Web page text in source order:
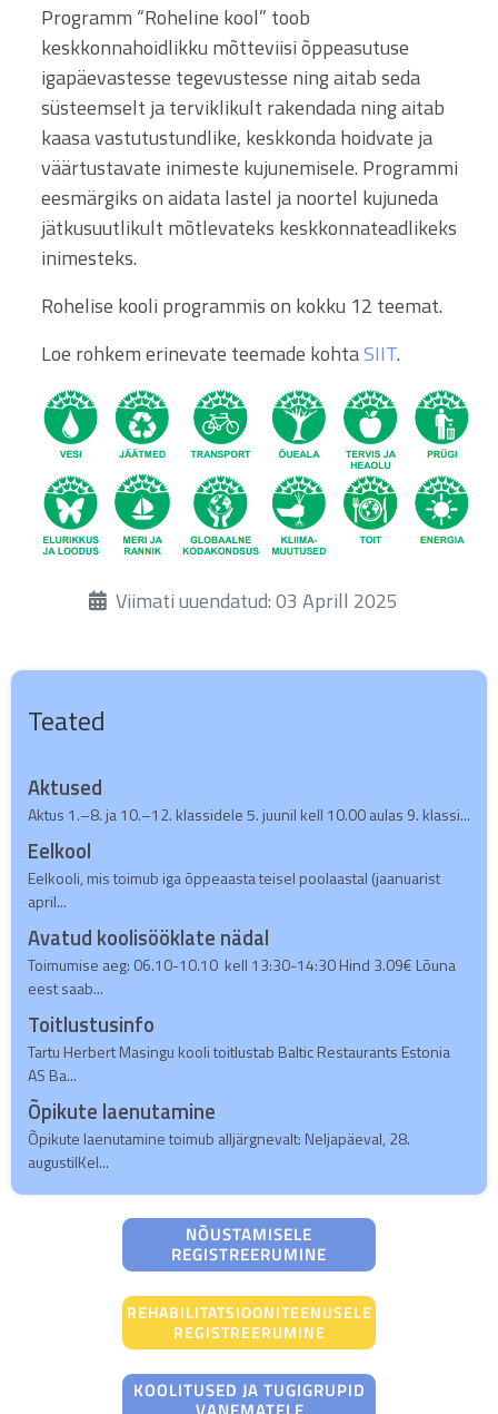
Programm “Roheline kool” toob
keskkonnahoidlikku mõtteviisi õppeasutuse
igapäevastesse tegevustesse ning aitab seda
süsteemselt ja terviklikult rakendada ning aitab
kaasa vastutustundlike, keskkonda hoidvate ja
väärtustavate inimeste kujunemisele. Programmi
eesmärgiks on aidata lastel ja noortel kujuneda
jätkusuutlikult mõtlevateks keskkonnateadlikeks
inimesteks.
Rohelise kooli programmis on kokku 12 teemat.
Loe rohkem erinevate teemade kohtaSIIT.
ÜksikasjadViimati uuendatud: 03 Aprill 2025
Teated
Aktused
Aktus 1.–8. ja 10.–12. klassidele 5. juunil kell 10.00 aulas 9. klassi...
Eelkool
Eelkooli, mis toimub iga õppeaasta teisel poolaastal (jaanuarist
april...
Avatud koolisööklate nädal
Toimumise aeg: 06.10-10.10 kell 13:30-14:30 Hind 3.09€ Lõuna
eest saab...
Toitlustusinfo
Tartu Herbert Masingu kooli toitlustab Baltic Restaurants Estonia
AS Ba...
Õpikute laenutamine
Õpikute laenutamine toimub alljärgnevalt: Neljapäeval, 28.
augustilKel...